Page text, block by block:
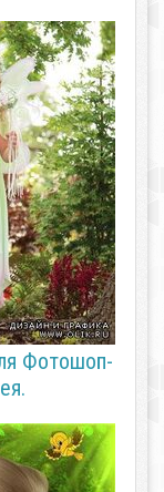
Фотошоп-